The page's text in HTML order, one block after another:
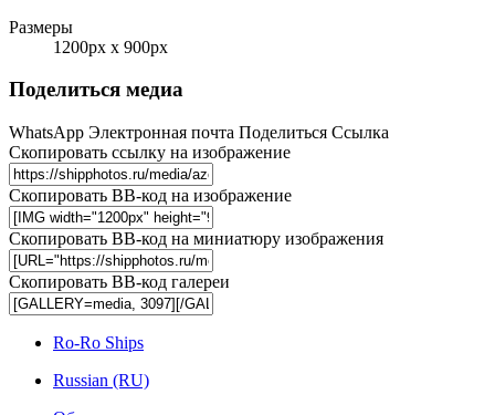
Размеры
1200px x 900px
Поделиться медиа
WhatsApp Электронная почта Поделиться Ссылка
Скопировать ссылку на изображение
Скопировать BB-код на изображение
Скопировать BB-код на миниатюру изображения
Скопировать BB-код галереи
Ro-Ro Ships
Russian (RU)